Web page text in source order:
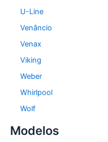
U-Line
Venâncio
Venax
Viking
Weber
Whirlpool
Wolf
Modelos